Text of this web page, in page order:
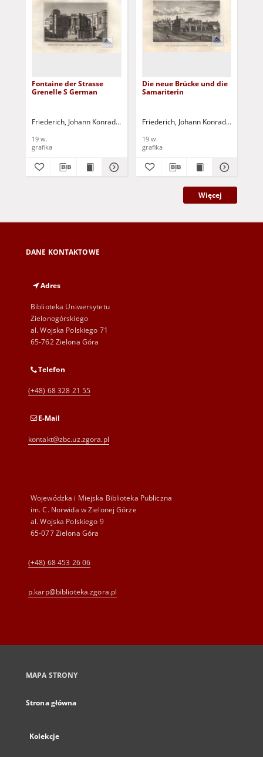
Fontaine der Strasse
Grenelle S German
Friederich, Johann Konrad (1789-1858)
19 w.
grafika
Die neue Brücke und die
Samariterin
Friederich, Johann Konrad (1789-
19 w.
grafika
Więcej
DANE KONTAKTOWE
Adres
Biblioteka Uniwersytetu
Zielonogórskiego
al. Wojska Polskiego 71
65-762 Zielona Góra
Telefon
(+48) 68 328 21 55
E-Mail
kontakt@zbc.uz.zgora.pl
Wojewódzka i Miejska Biblioteka Publiczna
im. C. Norwida w Zielonej Górze
al. Wojska Polskiego 9
65-077 Zielona Góra
(+48) 68 453 26 06
p.karp@biblioteka.zgora.pl
MAPA STRONY
Strona główna
Kolekcje